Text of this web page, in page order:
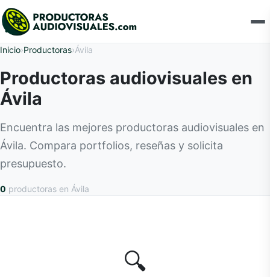
Inicio›Productoras›Ávila
Productoras audiovisuales en
Ávila
Encuentra las mejores productoras audiovisuales en
Ávila. Compara portfolios, reseñas y solicita
presupuesto.
0 productoras en Ávila
🔍